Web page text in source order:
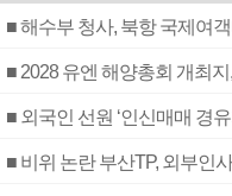
■ 해수부 청사, 북항 국제여
■ 2028 유엔 해양총회 개최지
■ 외국인 선원 ‘인신매매 경
■ 비위 논란 부산TP, 외부인